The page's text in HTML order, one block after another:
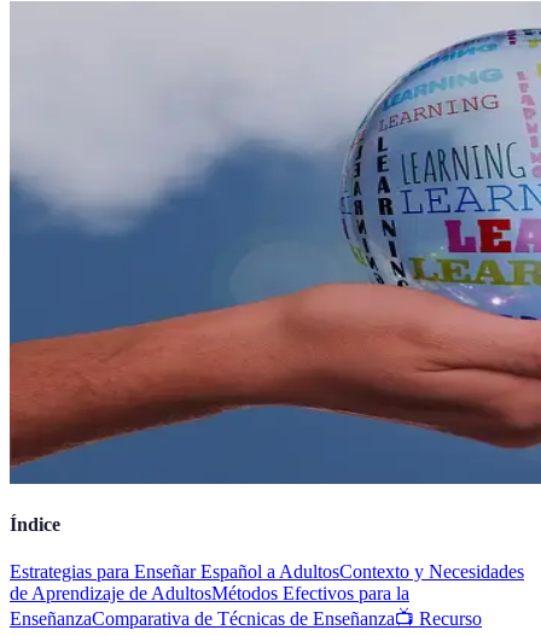
Índice
Estrategias para Enseñar Español a AdultosContexto y Necesidades
de Aprendizaje de AdultosMétodos Efectivos para la
EnseñanzaComparativa de Técnicas de Enseñanza📺 Recurso